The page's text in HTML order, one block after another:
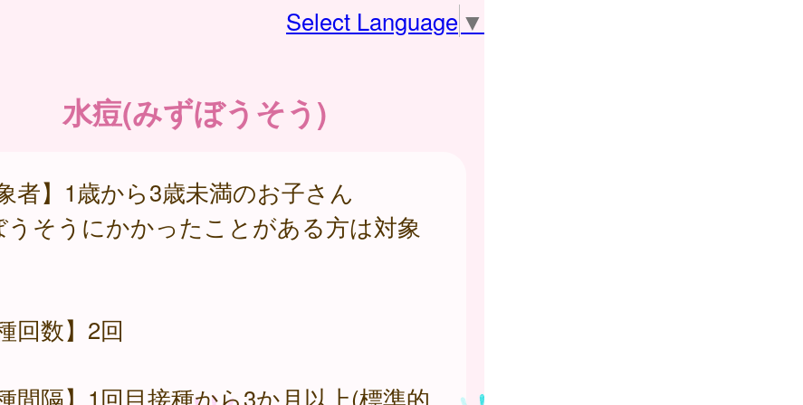
Select Language ▼
水痘(みずぼうそう)
者】1歳から3歳未満のお子さん
うそうにかかったことがある方は対象
回数】2回
種間隔】1回目接種から3か月以上(標準的